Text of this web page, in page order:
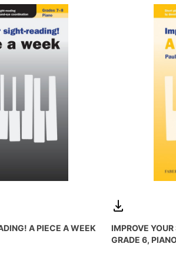
A PIECE A WEEK
IMPROVE
GRADE 6,